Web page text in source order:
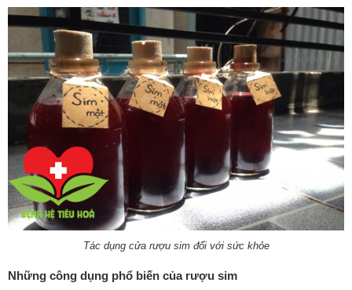
Tác dụng cửa rượu sim đối với sức khỏe
Những công dụng phổ biến của rượu sim